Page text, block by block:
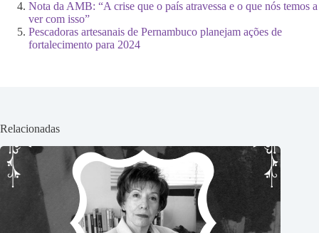
Nota da AMB: “A crise que o país atravessa e o que nós temos a
ver com isso”
Pescadoras artesanais de Pernambuco planejam ações de
fortalecimento para 2024
Relacionadas